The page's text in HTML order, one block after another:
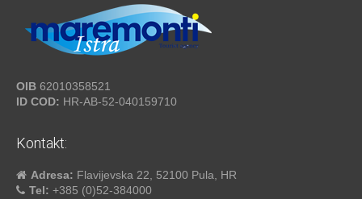
OIB 62010358521
ID COD: HR-AB-52-040159710
Kontakt:
Adresa: Flavijevska 22, 52100 Pula, HR
Tel: +385 (0)52-384000